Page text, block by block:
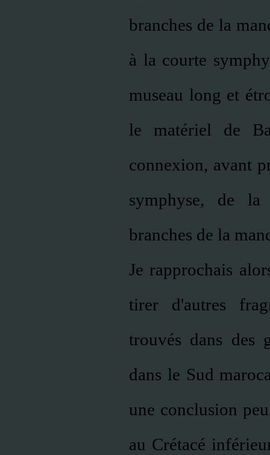
branches de la
à la courte
museau long et
le matériel de
connexion, avant
symphyse, de
branches de la
Je rapprochais
tirer d'autres
trouvés dans des
dans le Sud
une conclusion
au Crétacé